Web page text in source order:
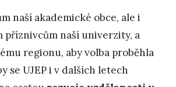
naší akademické obce, ale i
příznivcům naší univerzity, a
regionu, aby volba proběhla
se UJEP i v dalších letech